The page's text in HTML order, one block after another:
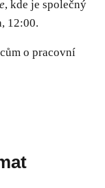
, kde je společný
12:00.
o pracovní